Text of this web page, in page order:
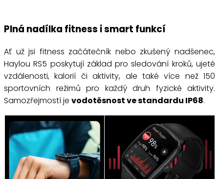
Plná nadílka fitness i smart funkcí
Ať už jsi fitness začátečník nebo zkušený nadšenec,
Haylou RS5 poskytují základ pro sledování kroků, ujeté
vzdálenosti, kalorií či aktivity, ale také více než 150
sportovních režimů pro každý druh fyzické aktivity.
Samozřejmostí je vodotěsnost ve standardu IP68.